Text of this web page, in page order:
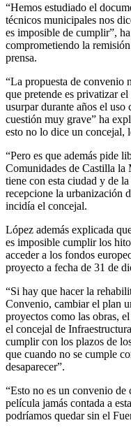
“Hemos estudiado el
técnicos municipales nos
es imposible de cumplir”,
comprometiendo la
prensa.
“La propuesta de convenio
que pretende es privatizar
usurpar durante años el uso
cuestión muy grave” ha
esto no lo dice un concejal,
“Pero es que además pide
Comunidades de Castilla la
tiene con esta ciudad y de
recepcione la urbanización
incidía el concejal.
López además explicada
es imposible cumplir los
acceder a los fondos
proyecto a fecha de 31 de
“Si hay que hacer la
Convenio, cambiar el plan
proyectos como las obras,
el concejal de
cumplir con los plazos de
que cuando no se cumple
desaparecer”.
“Esto no es un convenio de
película jamás contada a
podríamos quedar sin el